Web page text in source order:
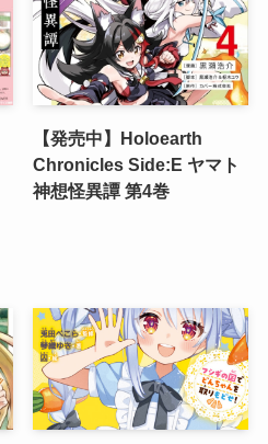
【発売中】Holoearth
Chronicles Side:E ヤマト
神想怪異譚 第4巻